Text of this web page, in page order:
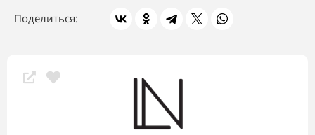
Поделиться: